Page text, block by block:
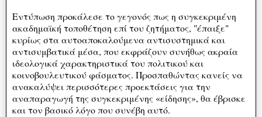
Εντύπωση προκάλεσε το γεγονός πως η συγκεκριμένη
ακαδημαϊκή τοποθέτηση επί του ζητήματος, "έπαιξε"
κυρίως στα αυτοαποκαλούμενα αντισυστημικά και
αντισυμβατικά μέσα, που εκφράζουν συνήθως ακραία
ιδεολογικά χαρακτηριστικά του πολιτικού και
κοινοβουλευτικού φάσματος. Προσπαθώντας κανείς να
ανακαλύψει περισσότερες προεκτάσεις για την
αναπαραγωγή της συγκεκριμένης «είδησης», θα έβρισκε
και τον βασικό λόγο που συνέβη αυτό.